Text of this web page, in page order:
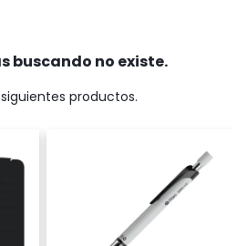
buscando no existe.
productos.